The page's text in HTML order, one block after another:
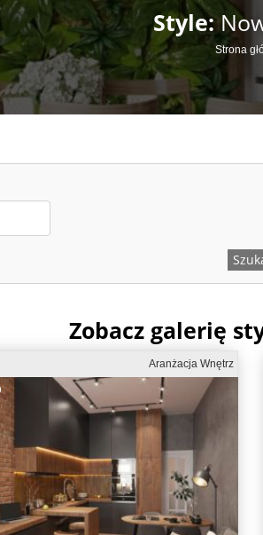
Style:
Strona
Zobacz galerię
Aranżacja Wnętrz